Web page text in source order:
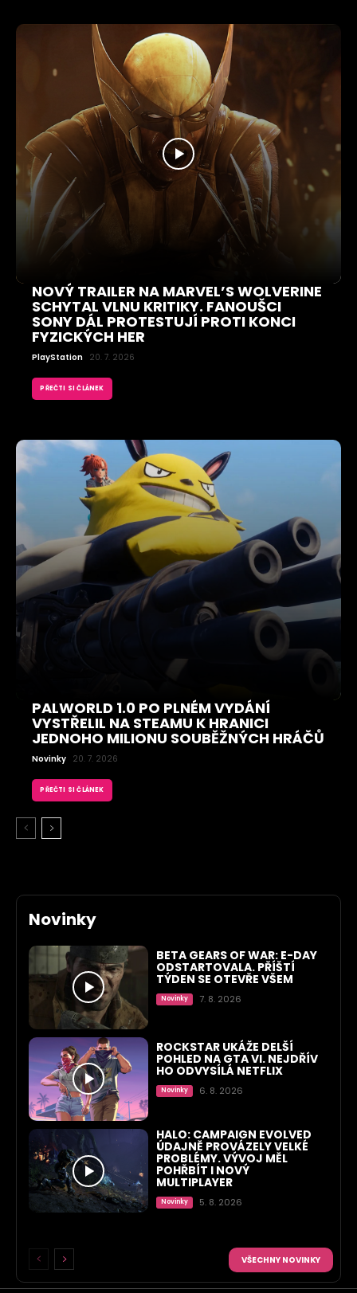
NOVÝ TRAILER NA MARVEL’S WOLVERINE
SCHYTAL VLNU KRITIKY. FANOUŠCI
SONY DÁL PROTESTUJÍ PROTI KONCI
FYZICKÝCH HER
PlayStation 20. 7. 2026
PŘEČTI SI ČLÁNEK
PALWORLD 1.0 PO PLNÉM VYDÁNÍ
VYSTŘELIL NA STEAMU K HRANICI
JEDNOHO MILIONU SOUBĚŽNÝCH HRÁČŮ
Novinky 20. 7. 2026
PŘEČTI SI ČLÁNEK
Novinky
BETA GEARS OF WAR: E-DAY
ODSTARTOVALA. PŘÍŠTÍ
TÝDEN SE OTEVŘE VŠEM
Novinky 7. 8. 2026
ROCKSTAR UKÁŽE DELŠÍ
POHLED NA GTA VI. NEJDŘÍV
HO ODVYSÍLÁ NETFLIX
Novinky 6. 8. 2026
HALO: CAMPAIGN EVOLVED
ÚDAJNĚ PROVÁZELY VELKÉ
PROBLÉMY. VÝVOJ MĚL
POHŘBÍT I NOVÝ
MULTIPLAYER
Novinky 5. 8. 2026
VŠECHNY NOVINKY